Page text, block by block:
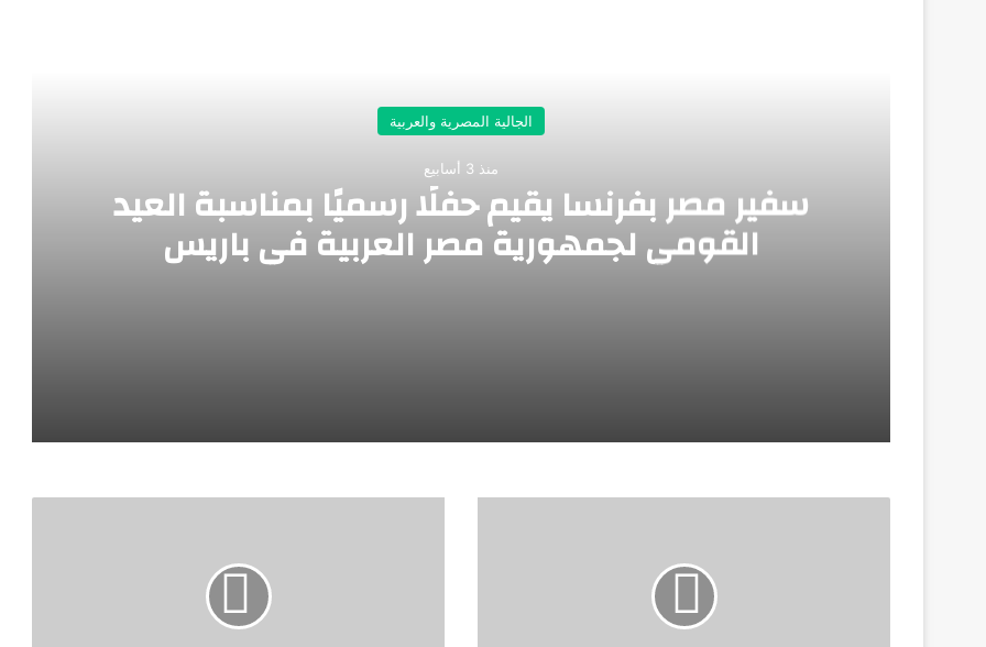
الجالية المصرية والعربية
منذ 3 أسابيع
سفير مصر بفرنسا يقيم حفلًا رسميًا بمناسبة العيد
القومي لجمهورية مصر العربية في باريس